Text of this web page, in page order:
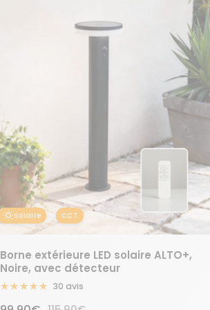
Solaire CCT
Borne extérieure LED solaire ALTO+,
Noire, avec détecteur
30 avis